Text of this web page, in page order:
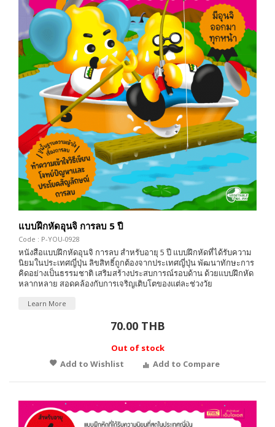
แบบฝึกหัดอุนจิ การลบ 5 ปี
Code : P-YOU-0928
หนังสือแบบฝึกหัดอุนจิ การลบ สำหรับอายุ 5 ปี แบบฝึกหัดที่ได้รับความ
นิยมในประเทศญี่ปุ่น ลิขสิทธิ์ถูกต้องจากประเทศญี่ปุ่น พัฒนาทักษะการ
คิดอย่างเป็นธรรมชาติ เสริมสร้างประสบการณ์รอบด้าน ด้วยแบบฝึกหัด
หลากหลาย สอดคล้องกับการเจริญเติบโตของแต่ละช่วงวัย
Learn More
70.00 THB
Out of stock
Add to Wishlist
Add to Compare